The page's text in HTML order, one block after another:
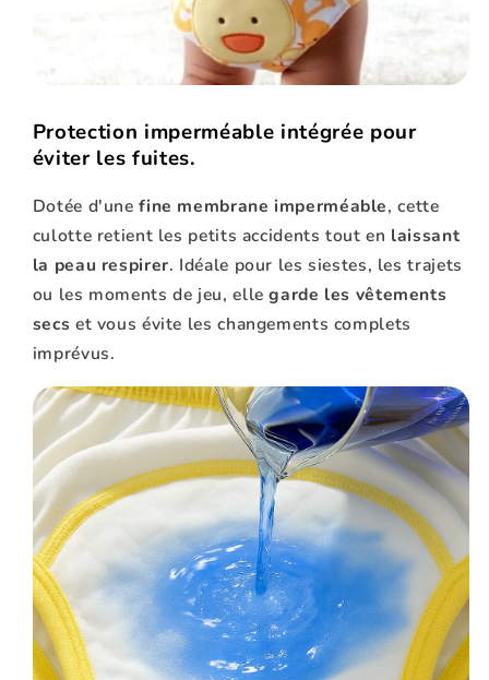
Protection imperméable intégrée pour
éviter les fuites.
Dotée d'unefine membrane imperméable, cette
culotte retient les petits accidents tout en laissant
la peau respirer. Idéale pour les siestes, les trajets
ou les moments de jeu, ellegarde les vêtements
secs et vous évite les changements complets
imprévus.